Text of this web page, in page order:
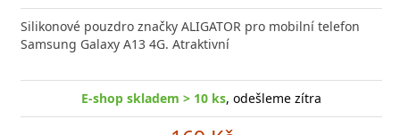
Silikonové pouzdro značky ALIGATOR pro mobilní telefon
Samsung Galaxy A13 4G. Atraktivní
E-shop skladem > 10 ks, odešleme zítra